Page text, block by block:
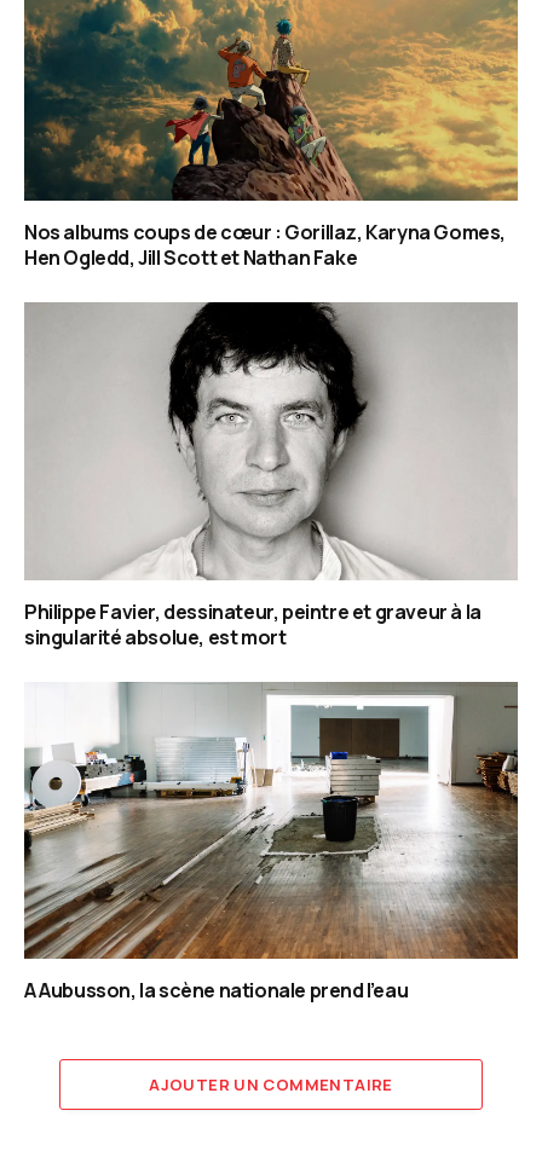
Nos albums coups de cœur : Gorillaz, Karyna Gomes,
Hen Ogledd, Jill Scott et Nathan Fake
Philippe Favier, dessinateur, peintre et graveur à la
singularité absolue, est mort
A Aubusson, la scène nationale prend l’eau
AJOUTER UN COMMENTAIRE